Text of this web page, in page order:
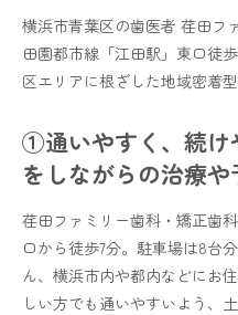
横浜市青葉区の歯医者 荏田フ
田園都市線「江田駅」東口徒
区エリアに根ざした地域密着型
①通いやすく、続け
をしながらの治療
荏田ファミリー歯科・矯正歯
口から徒歩7分。駐車場は8台
ん、横浜市内や都内などにお
しい方でも通いやすいよう、